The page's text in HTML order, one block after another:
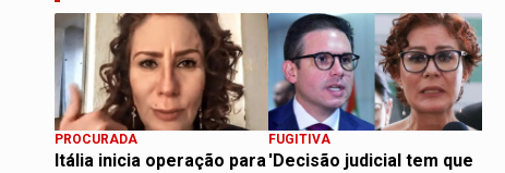
PROCURADA
Itália inicia operação para
FUGITIVA
'Decisão judicial tem que